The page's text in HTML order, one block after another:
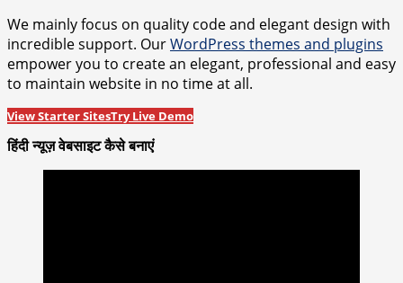
We mainly focus on quality code and elegant design with
incredible support. OurWordPress themes and plugins
empower you to create an elegant, professional and easy
to maintain website in no time at all.
View Starter SitesTry Live Demo
हिंदी न्यूज़ वेबसाइट कैसे बनाएं